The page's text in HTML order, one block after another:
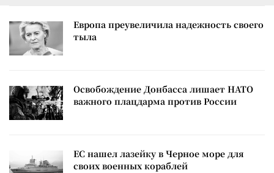
Европа преувеличила надежность своего
тыла
Освобождение Донбасса лишает НАТО
важного плацдарма против России
ЕС нашел лазейку в Черное море для
своих военных кораблей